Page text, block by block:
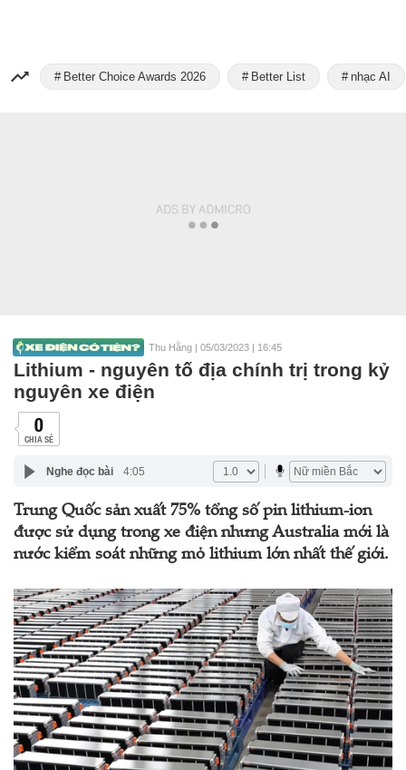
Better Choice Awards 2026 Better List nhạc AI
Thu Hằng |05/03/2023 | 16:45
Lithium - nguyên tố địa chính trị trong kỷ
nguyên xe điện
0
CHIA SẺ
Nghe đọc bài 4:05
Trung Quốc sản xuất 75% tổng số pin lithium-ion
được sử dụng trong xe điện nhưng Australia mới là
nước kiểm soát những mỏ lithium lớn nhất thế giới.